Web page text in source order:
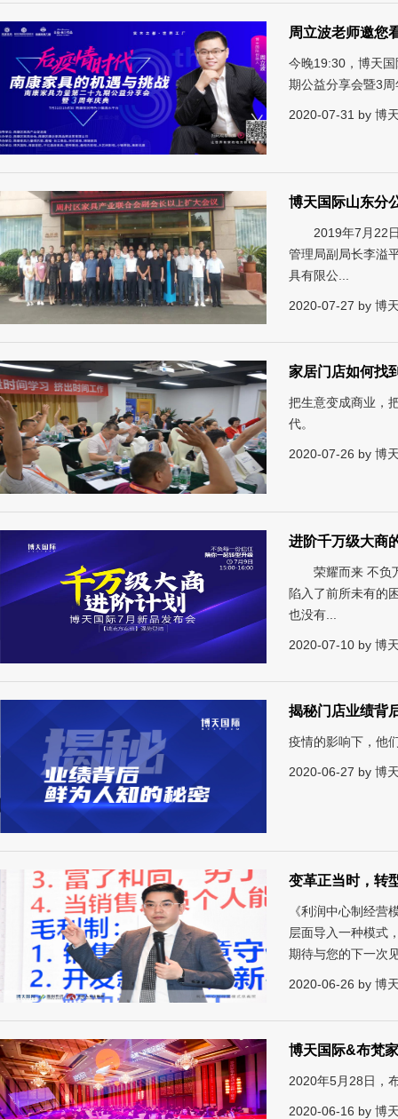
周立波老师邀您
今晚19:30，博天
期公益分享会暨3
2020-07-31 by 博
博天国际山东分
2019年7月22日
管理局副局长李溢
具有限公...
2020-07-27 by 博
家居门店如何找
把生意变成商业，
代。
2020-07-26 by 博
进阶千万级大商
荣耀而来 不负
陷入了前所未有的
也没有...
2020-07-10 by 博
揭秘门店业绩背
疫情的影响下，他
2020-06-27 by 博
变革正当时，转
《利润中心制经
层面导入一种模式
期待与您的下一次
2020-06-26 by 博
博天国际&布梵
2020年5月28日，
2020-06-16 by 博